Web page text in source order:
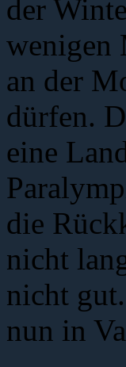
der
wenigen
an der
dürfen.
eine
die
nicht
nicht
nun in